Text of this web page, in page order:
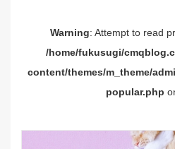
Warning: Attempt to read
/home/fukusugi/
content/themes/m_theme/
popular.php